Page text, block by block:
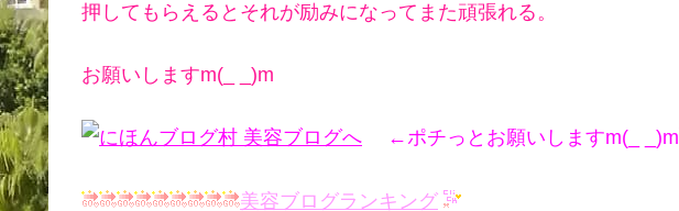
押してもらえるとそれが励みになってまた頑張れる。
お願いしますm(_ _)m
←ポチっとお願いしますm(_ _)m
美容ブログランキング